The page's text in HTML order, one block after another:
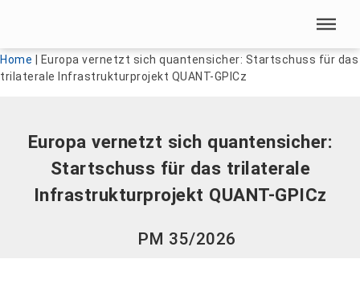
Menü überspringen
Home
Europa vernetzt sich quantensicher: Startschuss für das
trilaterale Infrastrukturprojekt QUANT-GPICz
Europa vernetzt sich quantensicher:
Startschuss für das trilaterale
Infrastrukturprojekt QUANT-GPICz
PM 35/2026